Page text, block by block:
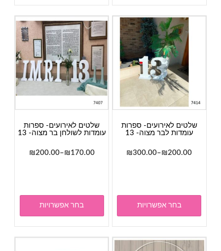
לבחור
האפשרויות
בעמוד
המוצר
שלט
לברית-
Baby
Boy
שלטים לאירועים- ספרות
עומדות לבר מצוה- 13
₪200.00
–
₪300.00
טווח
⁦₪300.00⁩
בחר אפשרויות
לבחור
שלטים לאירועים- ספרות
עומדות לשולחן בר מצוה- 13
₪170.00
–
₪200.00
⁦₪200.00⁩
בחר אפשרויות